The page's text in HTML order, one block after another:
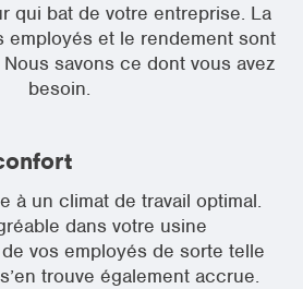
qui bat de votre entreprise. La
employés et le rendement sont
savons ce dont vous avez
besoin.
à un climat de travail optimal.
dans votre usine
vos employés de sorte telle
trouve également accrue.